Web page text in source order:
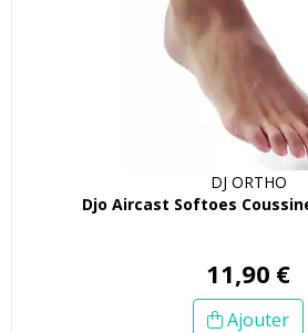
DJ ORTHO
Djo Aircast Softoes
11,90 €
Ajouter